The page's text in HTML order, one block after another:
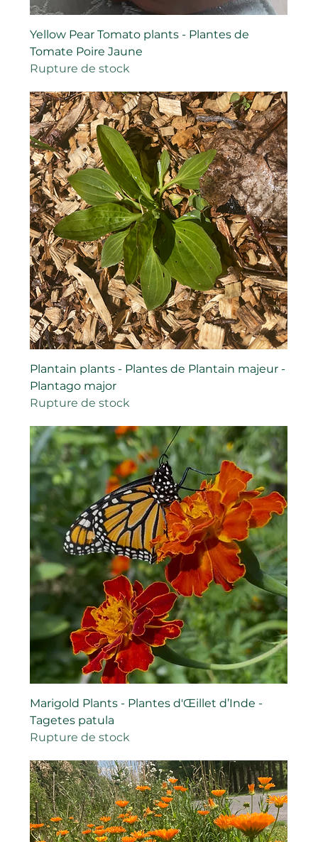
Yellow Pear Tomato plants - Plantes de
Tomate Poire Jaune
Rupture de stock
Plantain plants - Plantes de Plantain majeur -
Plantago major
Rupture de stock
Marigold Plants - Plantes d'Œillet d’Inde -
Tagetes patula
Rupture de stock